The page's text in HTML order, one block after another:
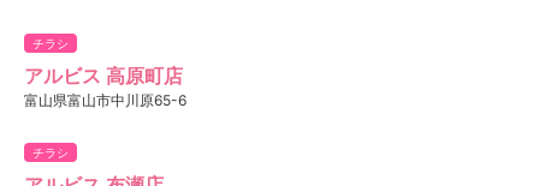
チラシ
アルビス 高原町店
富山県富山市中川原65-6
チラシ